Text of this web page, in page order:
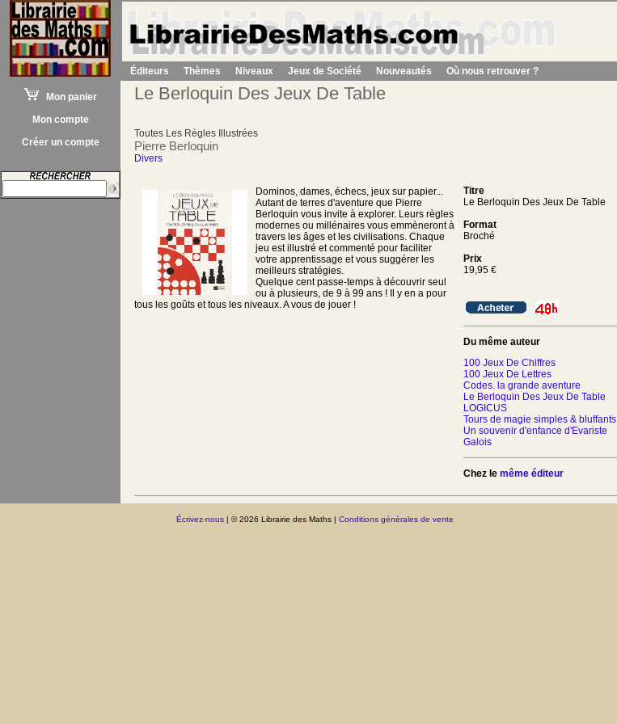
Mon panier
Mon compte
Créer un compte
Éditeurs Thèmes Niveaux Jeux de Société Nouveautés Où nous retrouver ?
Le Berloquin Des Jeux De Table
Toutes Les Règles Illustrées
Pierre Berloquin
Divers
Dominos, dames, échecs, jeux sur papier...
Autant de terres d'aventure que Pierre
Berloquin vous invite à explorer. Leurs règles
modernes ou millénaires vous emmèneront à
travers les âges et les civilisations. Chaque
jeu est illustré et commenté pour faciliter
votre apprentissage et vous suggérer les
meilleurs stratégies.
Quelque cent passe-temps à découvrir seul
ou à plusieurs, de 9 à 99 ans ! Il y en a pour
tous les goûts et tous les niveaux. A vous de jouer !
Titre
Le Berloquin Des Jeux De Table
Format
Broché
Prix
19,95 €
Du même auteur
100 Jeux De Chiffres
100 Jeux De Lettres
Codes. la grande aventure
Le Berloquin Des Jeux De Table
LOGICUS
Tours de magie simples & bluffants
Un souvenir d'enfance d'Evariste
Galois
Chez le même éditeur
Écrivez-nous| © 2026 Librairie des Maths | Conditions générales de vente